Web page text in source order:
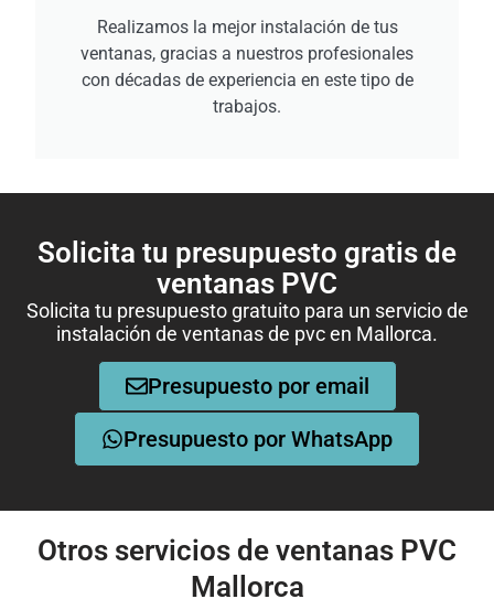
Realizamos la mejor instalación de tus
ventanas, gracias a nuestros profesionales
con décadas de experiencia en este tipo de
trabajos.
Solicita tu presupuesto gratis de
ventanas PVC
Solicita tu presupuesto gratuito para un servicio de
instalación de ventanas de pvc en Mallorca.
Presupuesto por email
Presupuesto por WhatsApp
Otros servicios de ventanas PVC
Mallorca